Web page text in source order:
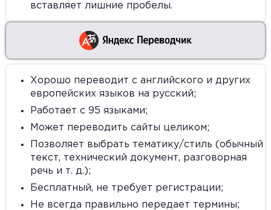
вставляет лишние пробелы.
Хорошо переводит с английского и других
европейских языков на русский;
Работает с 95 языками;
Может переводить сайты целиком;
Позволяет выбрать тематику/стиль (обычный
текст, технический документ, разговорная
речь и т. д.);
Бесплатный, не требует регистрации;
Не всегда правильно передает термины;